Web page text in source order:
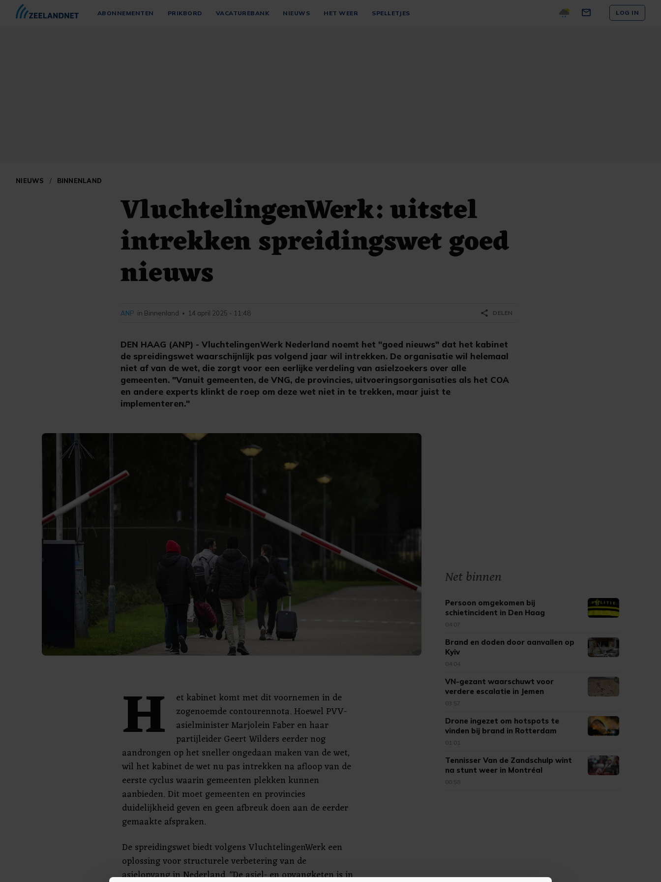
ABONNEMENTEN PRIKBORD VACATUREBANK NIEUWS HET WEER SPELLETJES LOG IN
NIEUWS / BINNENLAND
VluchtelingenWerk: uitstel
intrekken spreidingswet goed
nieuws
DEN HAAG (ANP) - VluchtelingenWerk Nederland noemt het "goed nieuws" dat het kabinet
de spreidingswet waarschijnlijk pas volgend jaar wil intrekken. De organisatie wil helemaal
niet af van de wet, die zorgt voor een eerlijke verdeling van asielzoekers over alle
gemeenten. "Vanuit gemeenten, de VNG, de provincies, uitvoeringsorganisaties als het COA
en andere experts klinkt de roep om deze wet niet in te trekken, maar juist te
implementeren."
ANP in Binnenland • 14 april 2025 - 11:48 share DELEN
H
et kabinet komt met dit voornemen in de
zogenoemde contourennota. Hoewel PVV-
asielminister Marjolein Faber en haar
partijleider Geert Wilders eerder nog
aandrongen op het sneller ongedaan maken van de wet,
wil het kabinet de wet nu pas intrekken na afloop van de
eerste cyclus waarin gemeenten plekken kunnen
aanbieden. Dit moet gemeenten en provincies
duidelijkheid geven en geen afbreuk doen aan de eerder
gemaakte afspraken.
De spreidingswet biedt volgens VluchtelingenWerk een
oplossing voor structurele verbetering van de
asielopvang in Nederland. "De asiel- en opvangketen is in
Net binnen
Persoon omgekomen bij
schietincident in Den Haag
04:07
Brand en doden door aanvallen op
Kyiv
04:04
VN-gezant waarschuwt voor
verdere escalatie in Jemen
03:57
Drone ingezet om hotspots te
vinden bij brand in Rotterdam
01:01
Tennisser Van de Zandschulp wint
na stunt weer in Montréal
00:58